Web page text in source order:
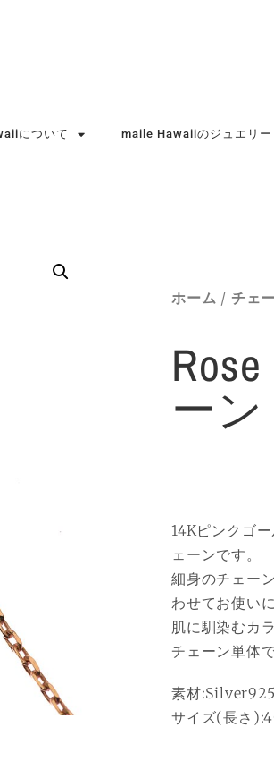
について maile Hawaiiのジュエリー
ホーム / チェ
ーン
14Kピンクゴ
ェーンです。
細身のチェー
わせてお使い
肌に馴染むカ
チェーン単体
素材
サイズ(長さ